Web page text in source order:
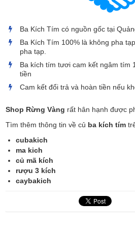
Ba Kích Tím có nguồn gốc tại
Ba Kích Tím 100% là không pha
pha tạp.
Ba kích tím tươi cam kết ngâm tím
tiền
Cam kết đổi trả và hoàn tiền nếu
Shop Rừng Vàng rất hân hạnh được
Tìm thêm thông tin về củ ba kích tím
cubakich
ma kich
củ mã kích
rượu 3 kích
caybakich